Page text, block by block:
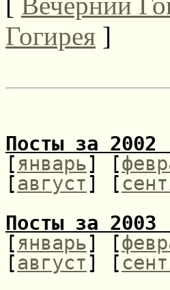
Гогирея ]
Посты за 2002
[январь] [
[август] [
Посты за 2003
[январь] [
[август] [